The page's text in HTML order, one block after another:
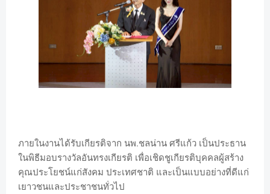
ภายในงานได้รับเกียรติจาก นพ.ชลน่าน ศรีแก้ว เป็นประธาน
ในพิธีมอบรางวัลอันทรงเกียรติ เพื่อเชิดชูเกียรติบุคคลผู้สร้าง
คุณประโยชน์แก่สังคม ประเทศชาติ และเป็นแบบอย่างที่ดีแก่
เยาวชนและประชาชนทั่วไป